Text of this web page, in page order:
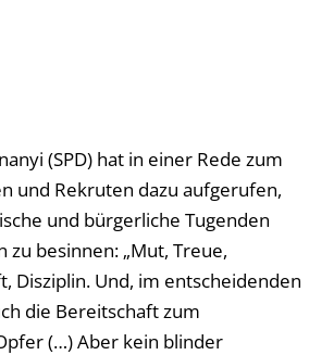
(SPD) hat in einer Rede zum
und Rekruten dazu aufgerufen,
und bürgerliche Tugenden
zu besinnen: „Mut, Treue,
Disziplin. Und, im entscheidenden
die Bereitschaft zum
(…) Aber kein blinder